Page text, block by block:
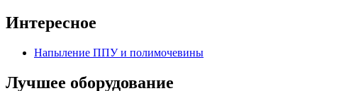
Интересное
Напыление ППУ и полимочевины
Лучшее оборудование